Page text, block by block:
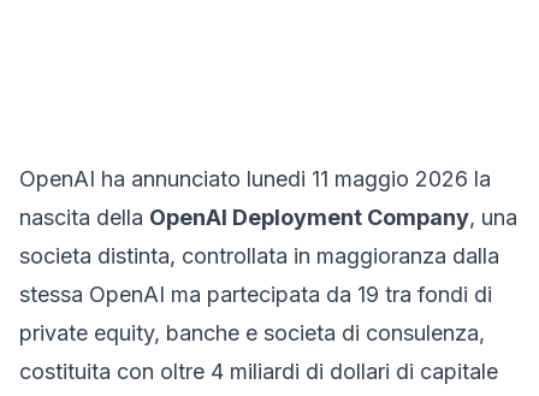
OpenAI ha annunciato lunedi 11 maggio 2026 la
nascita della OpenAI Deployment Company, una
societa distinta, controllata in maggioranza dalla
stessa OpenAI ma partecipata da 19 tra fondi di
private equity, banche e societa di consulenza,
costituita con oltre 4 miliardi di dollari di capitale